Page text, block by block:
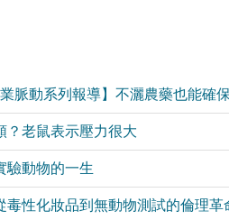
業脈動系列報導】不灑農藥也能
？老鼠表示壓力很大
驗動物的一生
毒性化妝品到無動物測試的倫理革